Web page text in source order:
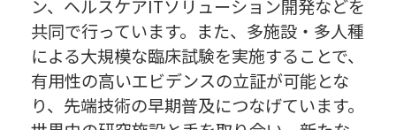
ン、ヘルスケアITソリューション開発などを
共同で行っています。また、多施設・多人種
による大規模な臨床試験を実施することで、
有用性の高いエビデンスの立証が可能とな
り、先端技術の早期普及につなげています。